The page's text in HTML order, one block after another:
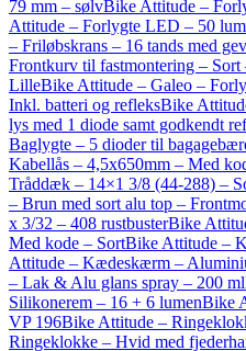
79 mm – sølvBike Attitude –
Attitude – Forlygte LED – 50
– Friløbskrans – 16 tands med
Frontkurv til fastmontering –
LilleBike Attitude – Galeo –
Inkl. batteri og refleksBike
lys med 1 diode samt godkendt
Baglygte – 5 dioder til
Kabellås – 4,5x650mm – Med
Tråddæk – 14×1 3/8 (44-288) –
– Brun med sort alu top –
x 3/32 – 408 rustbusterBike
Med kode – SortBike Attitude –
Attitude – Kædeskærm –
– Lak & Alu glans spray – 200 ml
Silikonerem – 16 + 6 lumenBike
VP 196Bike Attitude –
Ringeklokke – Hvid med